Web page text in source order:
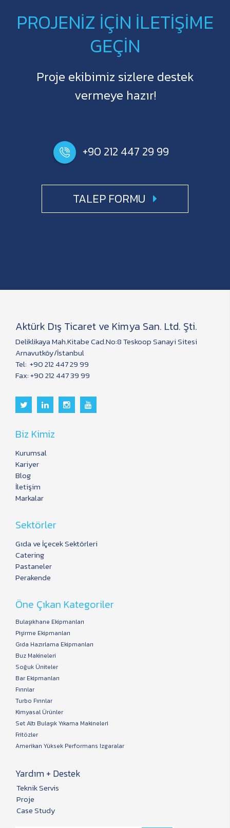
PROJENİZ İÇİN İLETİŞİME
GEÇİN
Proje ekibimiz sizlere destek
vermeye hazır!
+90 212 447 29 99
TALEP FORMU
Aktürk Dış Ticaret ve Kimya San. Ltd. Şti.
Deliklikaya Mah.Kitabe Cad.No:8 Teskoop Sanayi Sitesi
Arnavutköy/İstanbul
Tel: +90 212 447 29 99
Fax: +90 212 447 39 99
Biz Kimiz
Kurumsal
Kariyer
Blog
İletişim
Markalar
Sektörler
Gıda ve İçecek Sektörleri
Catering
Pastaneler
Perakende
Öne Çıkan Kategoriler
Bulaşıkhane Ekipmanları
Pişirme Ekipmanları
Gıda Hazırlama Ekipmanları
Buz Makineleri
Soğuk Üniteler
Bar Ekipmanları
Fırınlar
Turbo Fırınlar
Kimyasal Ürünler
Set Altı Bulaşık Yıkama Makineleri
Fritözler
Amerikan Yüksek Performans Izgaralar
Yardım + Destek
Teknik Servis
Proje
Case Study